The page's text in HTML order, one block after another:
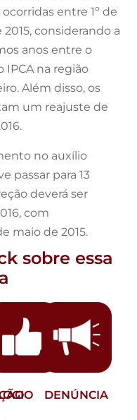
entre 1º de
considerando a
anos entre o
IPCA na região
Além disso, os
um reajuste de
no auxílio
passar para 13
deverá ser
com
maio de 2015.
sobre essa
DENÚNCIA